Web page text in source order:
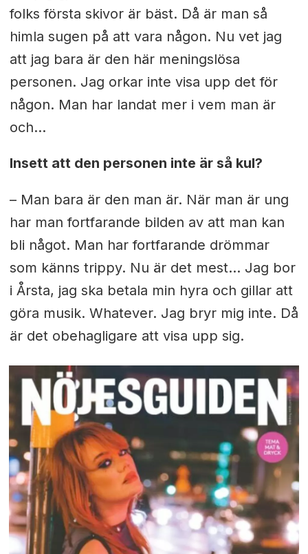
folks första skivor är bäst. Då är man så
himla sugen på att vara någon. Nu vet jag
att jag bara är den här meningslösa
personen. Jag orkar inte visa upp det för
någon. Man har landat mer i vem man är
och…
Insett att den personen inte är så kul?
– Man bara är den man är. När man är ung
har man fortfarande bilden av att man kan
bli något. Man har fortfarande drömmar
som känns trippy. Nu är det mest… Jag bor
i Årsta, jag ska betala min hyra och gillar att
göra musik. Whatever. Jag bryr mig inte. Då
är det obehagligare att visa upp sig.